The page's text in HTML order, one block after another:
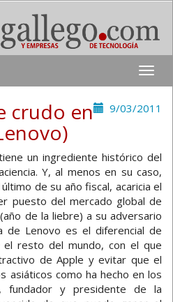
Toggle
9/03/2011
crudo en
un ingrediente histórico del
Y, al menos en su caso,
de su año fiscal, acaricia el
puesto del mercado global de
de la liebre) a su adversario
de Lenovo es el diferencial de
el resto del mundo, con el que
de Apple y evitar que el
asiáticos como ha hecho en los
fundador y presidente de la